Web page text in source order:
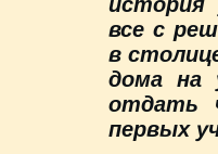
все с
в
дома на
отдать
первых